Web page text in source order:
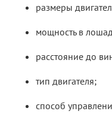
размеры
мощность в
расстояние до
тип двигателя;
способ